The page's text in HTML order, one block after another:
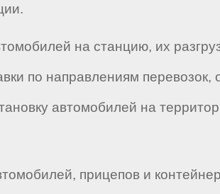
на станцию, их
по направлениям перевозок,
автомобилей на
прицепов и